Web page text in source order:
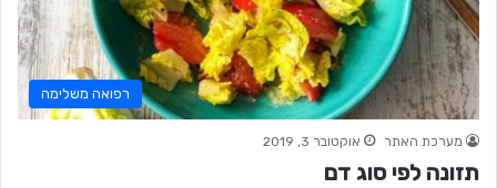
רפואה משלימה
מערכת האתר אוקטובר 3, 2019
תזונה לפי סוג דם